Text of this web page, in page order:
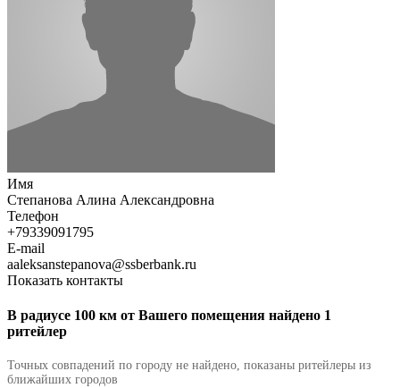
Имя
Степанова Алина Александровна
Телефон
+79339091795
E-mail
aaleksanstepanova@ssberbank.ru
Показать контакты
В радиусе 100 км от Вашего помещения найдено 1
ритейлер
Точных совпадений по городу не найдено, показаны ритейлеры из
ближайших городов